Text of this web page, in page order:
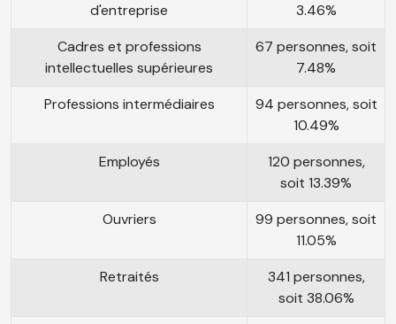
d'entreprise
3.46%
Cadres et professions
intellectuelles supérieures
67 personnes, soit
7.48%
Professions intermédiaires
94 personnes, soit
10.49%
Employés
120 personnes,
soit 13.39%
Ouvriers
99 personnes, soit
11.05%
Retraités
341 personnes,
soit 38.06%